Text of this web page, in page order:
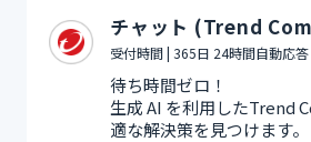
チャット (Trend
受付時間 | 365日 24時間自動応答
待ち時間ゼロ！
生成 AI を利用したTrend
適な解決策を見つけます。